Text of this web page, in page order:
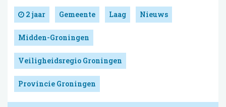
2 jaar Gemeente Laag Nieuws
Midden-Groningen
Veiligheidsregio Groningen
Provincie Groningen